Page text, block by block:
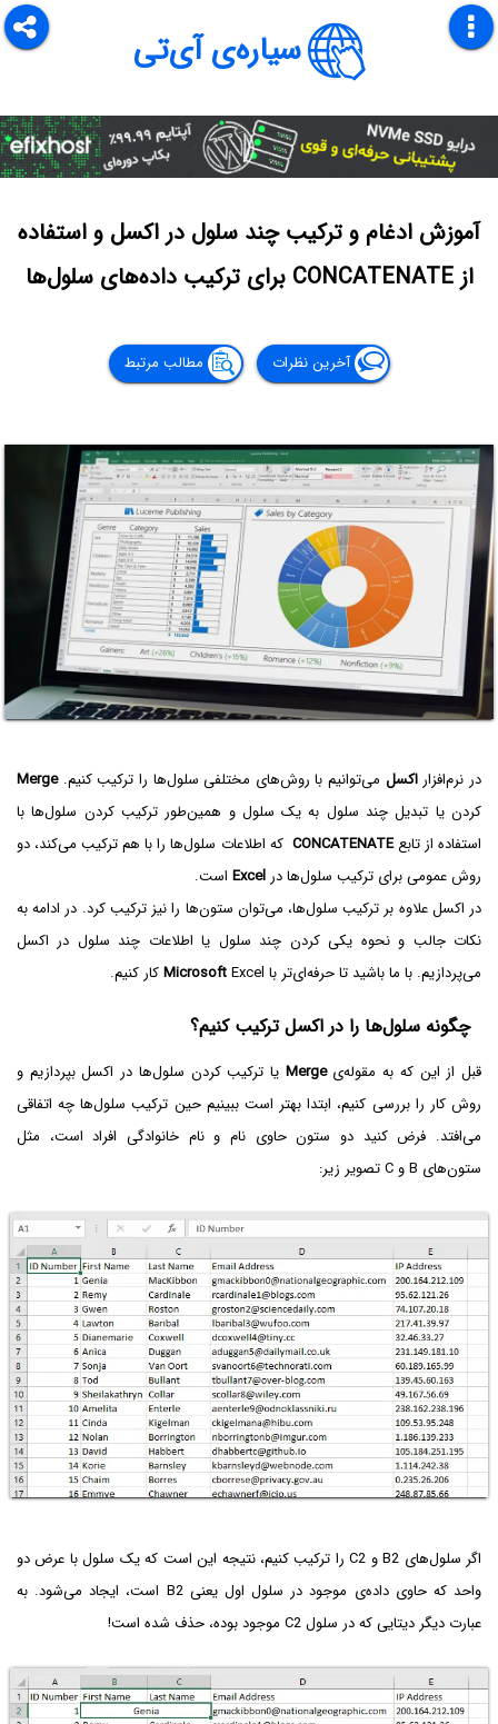
سیاره‌ی آی‌تی
آموزش ادغام و ترکیب چند سلول در اکسل و استفاده
از CONCATENATE برای ترکیب داده‌های سلول‌ها
آخرین نظرات مطالب مرتبط
در نرم‌افزاراکسل می‌توانیم با روش‌های مختلفی سلول‌ها را ترکیب کنیم.Merge
کردن یا تبدیل چند سلول به یک سلول و همین‌طور ترکیب کردن سلول‌ها با
استفاده از تابعCONCATENATE که اطلاعات سلول‌ها را با هم ترکیب می‌کند، دو
روش عمومی برای ترکیب سلول‌ها در Excel است.
در اکسل علاوه بر ترکیب سلول‌ها، می‌توان ستون‌ها را نیز ترکیب کرد. در ادامه به
نکات جالب و نحوه یکی کردن چند سلول یا اطلاعات چند سلول در اکسل
می‌پردازیم. با ما باشید تا حرفه‌ای‌تر با
MicrosoftExcel کار کنیم.
چگونه سلول‌ها را در اکسل ترکیب کنیم؟
قبل از این که به مقوله‌یMerge یا ترکیب کردن سلول‌ها در اکسل بپردازیم و
روش کار را بررسی کنیم، ابتدا بهتر است ببینیم حین ترکیب سلول‌ها چه اتفاقی
می‌افتد. فرض کنید دو ستون حاوی نام و نام خانوادگی افراد است، مثل
ستون‌های B و C تصویر زیر:
اگر سلول‌های B2‌ و C2‌ را ترکیب کنیم، نتیجه این است که یک سلول با عرض دو
واحد که حاوی داده‌ی موجود در سلول اول یعنی B2 است، ایجاد می‌شود. به
عبارت دیگر دیتایی که در سلول C2 موجود بوده، حذف شده است!